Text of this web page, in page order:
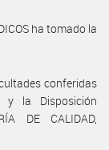
ha tomado la
conferidas
y la Disposición
DE CALIDAD,